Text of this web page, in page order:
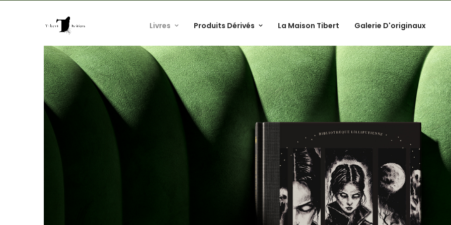
Livres Produits Dérivés La Maison Tibert Galerie D'originaux